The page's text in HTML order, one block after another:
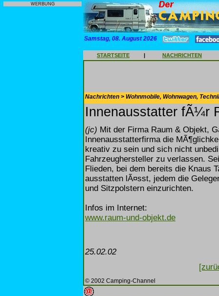
WERBUNG
Samstag, 08. August 2026
STARTSEITE | NACHRICHTEN
Nachrichten > Wohnmobile, Wohnwagen,
Innenausstatter fÃ¼r
(jc) Mit der Firma Raum & Objekt,
Innenausstatterfirma die
kreativ zu sein und sich nicht
Fahrzeughersteller zu verlassen.
Flieden, bei dem bereits die Knaus
ausstatten lÃ¤sst, jedem die
und Sitzpolstern einzurichten.
Infos im Internet:
www.raum-und-objekt.de
25.02.02
© 2002 Camping-Channel